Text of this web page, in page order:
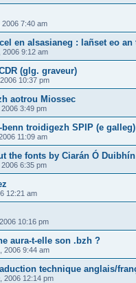
2006 7:40 am
en alsasianeg : lañset eo an
2006 9:12 am
(glg. graveur)
10:37 pm
aotrou Miossec
3:49 pm
troidigezh SPIP (e galleg)
11:09 am
the fonts by Ciarán Ó Duibhín
6:35 pm
12:21 am
10:16 pm
aura-t-elle son .bzh ?
2006 9:44 am
technique anglais/
2006 12:14 pm